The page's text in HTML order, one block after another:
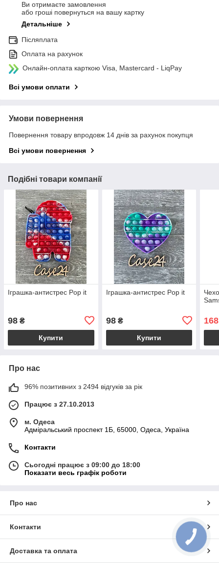
Ви отримаєте замовлення
або гроші повернуться на вашу картку
Детальніше
Післяплата
Оплата на рахунок
Онлайн-оплата карткою Visa, Mastercard - LiqPay
Всі умови оплати
Умови повернення
Повернення товару впродовж 14 днів за рахунок покупця
Всі умови повернення
Подібні товари компанії
Іграшка-антистрес Pop it
98 ₴
Купити
Іграшка-антистрес Pop it
98₴
Купити
Про нас
96% позитивних з 2494 відгуків за рік
Працює з 27.10.2013
м. Одеса
Адміральський проспект 1Б, 65000, Одеса, Україна
Контакти
Сьогодні працює з 09:00 до 18:00
Показати весь графік роботи
Про нас
Контакти
Доставка та оплата